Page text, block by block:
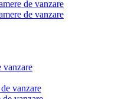
de vanzare
de vanzare
vanzare
vanzare